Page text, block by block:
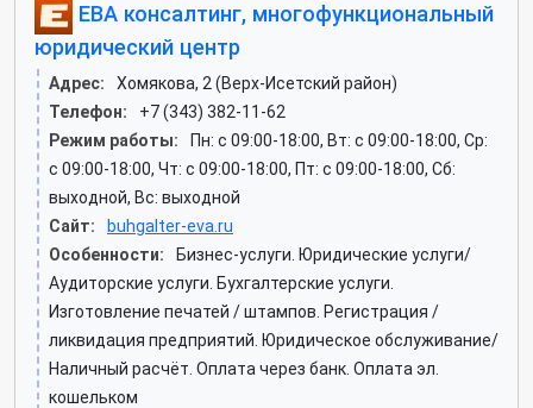
ЕВА консалтинг, многофункциональный
юридический центр
Адрес:
Хомякова, 2 (Верх-Исетский район)
Телефон:
+7 (343) 382-11-62
Режим работы:
Пн: c 09:00-18:00, Вт: c 09:00-18:00, Ср:
c 09:00-18:00, Чт: c 09:00-18:00, Пт: c 09:00-18:00, Сб:
выходной, Вс: выходной
Сайт:
buhgalter-eva.ru
Особенности:
Бизнес-услуги. Юридические услуги/
Аудиторские услуги. Бухгалтерские услуги.
Изготовление печатей / штампов. Регистрация /
ликвидация предприятий. Юридическое обслуживание/
Наличный расчёт. Оплата через банк. Оплата эл.
кошельком